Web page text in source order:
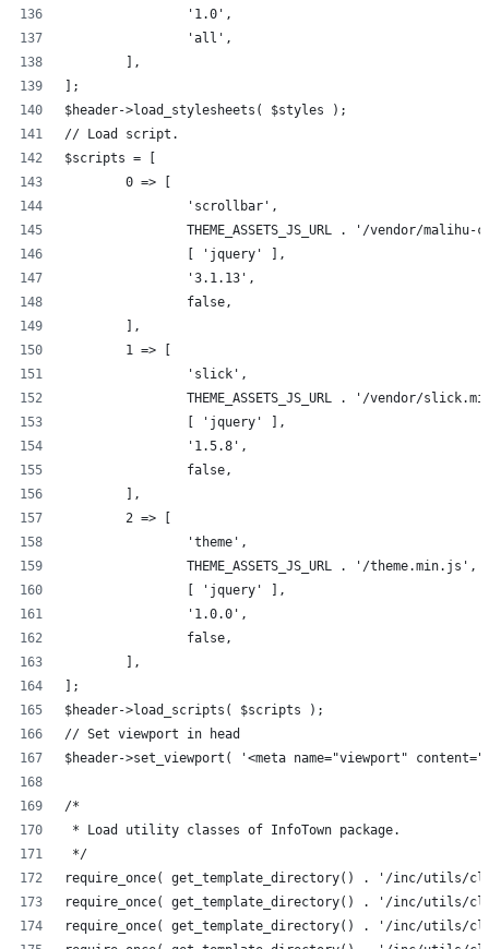
		'1.0',
		'all',
	],
];
$header->load_stylesheets( $styles );
// Load script.
$scripts = [
	0 => [
		'scrollbar',
THEME_ASSETS_JS_URL . '/vendor/
		[ 'jquery' ],
		'3.1.13',
		false,
	],
	1 => [
		'slick',
THEME_ASSETS_JS_URL . '/vendor/
		[ 'jquery' ],
		'1.5.8',
		false,
	],
	2 => [
		'theme',
		THEME_ASSETS_JS_URL . '/theme.min.js',
		[ 'jquery' ],
		'1.0.0',
		false,
	],
];
$header->load_scripts( $scripts );
// Set viewport in head
$header->set_viewport( '<meta name="viewport"
/*
* Load utility classes of InfoTown package.
*/
require_once( get_template_directory() . '/inc/utils/
require_once( get_template_directory() . '/inc/utils/
require_once( get_template_directory() . '/inc/utils/